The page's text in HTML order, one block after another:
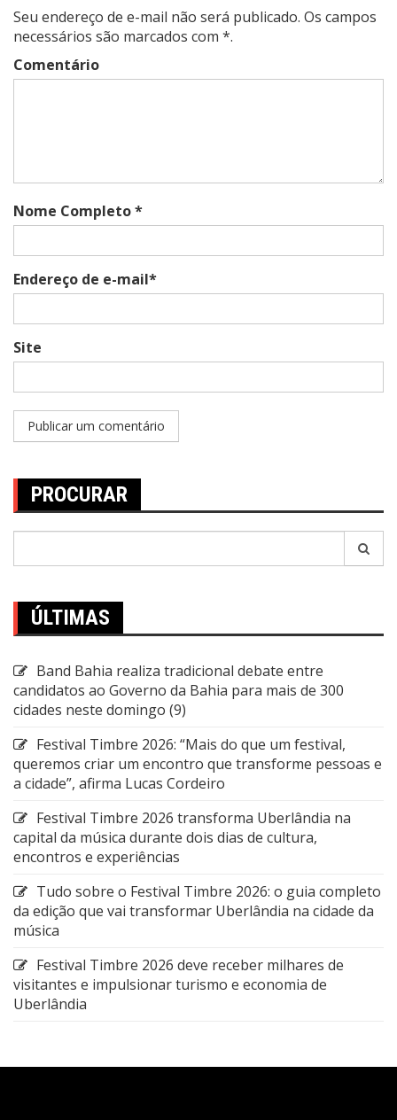
Seu endereço de e-mail não será publicado. Os campos
necessários são marcados com *.
Comentário
Nome Completo *
Endereço de e-mail*
Site
PROCURAR
ÚLTIMAS
Band Bahia realiza tradicional debate entre
candidatos ao Governo da Bahia para mais de 300
cidades neste domingo (9)
Festival Timbre 2026: “Mais do que um festival,
queremos criar um encontro que transforme pessoas e
a cidade”, afirma Lucas Cordeiro
Festival Timbre 2026 transforma Uberlândia na
capital da música durante dois dias de cultura,
encontros e experiências
Tudo sobre o Festival Timbre 2026: o guia completo
da edição que vai transformar Uberlândia na cidade da
música
Festival Timbre 2026 deve receber milhares de
visitantes e impulsionar turismo e economia de
Uberlândia